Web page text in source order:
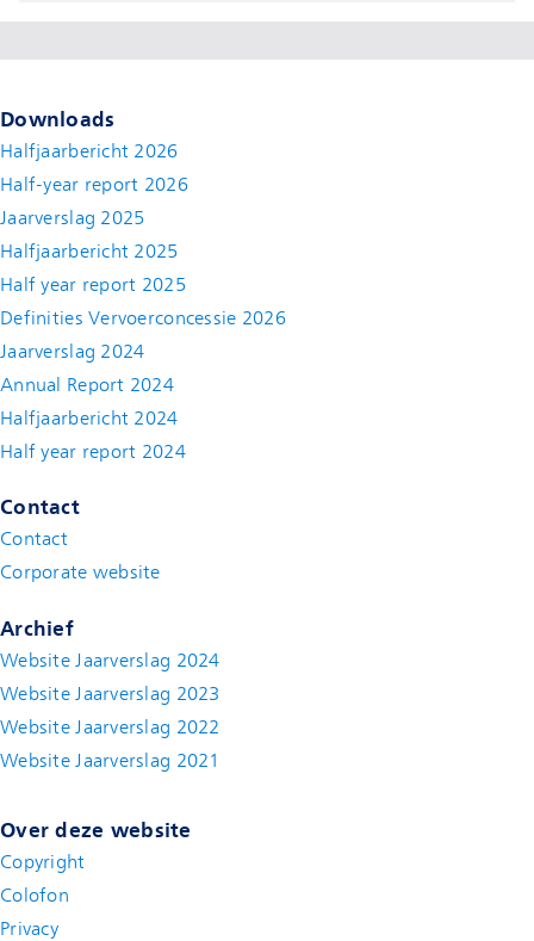
Downloads
Halfjaarbericht 2026
Half-year report 2026
Jaarverslag 2025
Halfjaarbericht 2025
Half year report 2025
Definities Vervoerconcessie 2026
Jaarverslag 2024
Annual Report 2024
Halfjaarbericht 2024
Half year report 2024(new window)
Contact
Contact
Corporate website
Archief
Website Jaarverslag 2024
Website Jaarverslag 2023
Website Jaarverslag 2022
Website Jaarverslag 2021
Over deze website
Copyright
Colofon
Privacy